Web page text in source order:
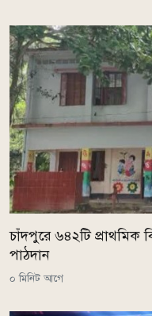
চাঁদপুরে ৬৪২টি প্রাথমিক
পাঠদান
০ মিনিট আগে